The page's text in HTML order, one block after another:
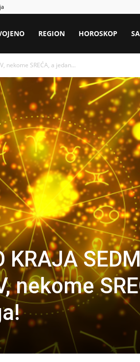
REGION HOROSKOP
nekome SREĆA, a jedan...
KRAJA
nekome